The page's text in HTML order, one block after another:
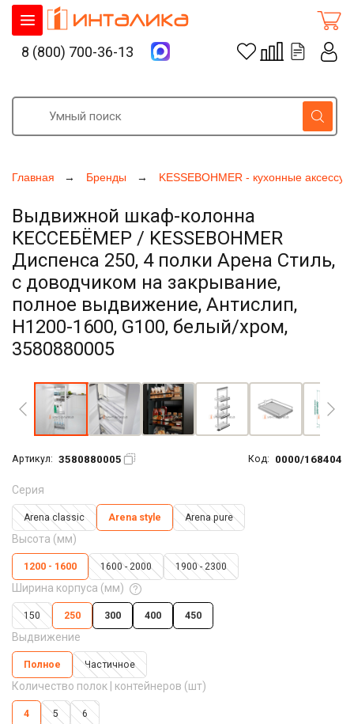
Главная Бренды KESSEBOHMER - кухонные
Выдвижной шкаф-колонна
КЕССЕБЁМЕР / KESSEBOHMER
Диспенса 250, 4 полки Арена Стиль,
с доводчиком на закрывание,
полное выдвижение, Антислип,
H1200-1600, G100, белый/хром,
3580880005
Артикул: 3580880005 Код: 0000/168404
Серия
Arena classic Arena style Arena pure
Высота (мм)
1200 - 1600 1600 - 2000 1900 - 2300
Ширина корпуса (мм)
150 250 300 400 450
Выдвижение
Полное Частичное
Количество полок | контейнеров (шт)
4 5 6
8 (800) 700-36-13